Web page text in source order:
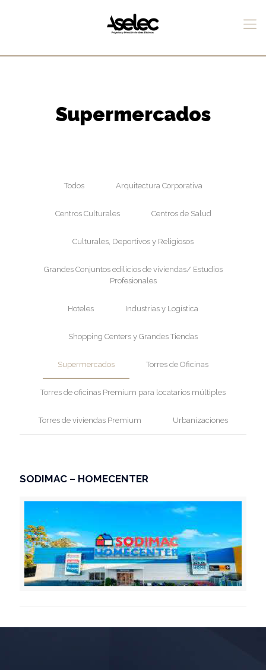
Supermercados
Todos Arquitectura Corporativa
Centros Culturales Centros de Salud
Culturales, Deportivos y Religiosos
Grandes Conjuntos edilicios de viviendas/ Estudios
Profesionales
Hoteles Industrias y Logística
Shopping Centers y Grandes Tiendas
Supermercados Torres de Oficinas
Torres de oficinas Premium para locatarios múltiples
Torres de viviendas Premium Urbanizaciones
SODIMAC – HOMECENTER